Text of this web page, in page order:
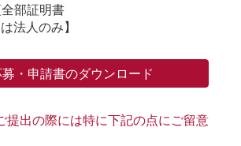
部証明書
法人のみ】
募・申請書のダウンロード
提出の際には特に下記の点にご留意